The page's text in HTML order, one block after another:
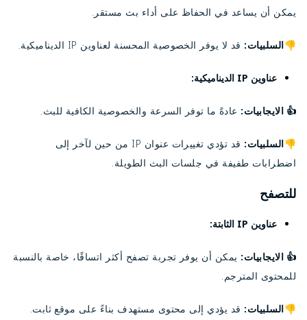
يمكن أن يساعد في الحفاظ على أداء بث مستقر.
👎السلبيات: قد لا يوفر الخصوصية المحسنة لعناوين IP الديناميكية.
عناوين IP الديناميكية:
👍 الايجابيات: عادةً ما توفر السرعة والخصوصية الكافية للبث.
👎السلبيات:
قد تؤدي تغييرات عنوان IP من حين لآخر إلى
اضطرابات طفيفة في جلسات البث الطويلة.
للتصفح
عناوين IP الثابتة:
👍 الايجابيات: يمكن أن يوفر تجربة تصفح أكثر اتساقًا، خاصة بالنسبة
للمحتوى المترجم.
👎السلبيات: قد يؤدي إلى محتوى مستهدف بناءً على موقع ثابت.